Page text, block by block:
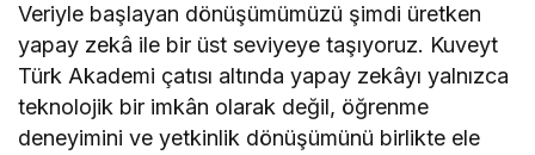
Veriyle başlayan dönüşümümüzü şimdi üretken
yapay zekâ ile bir üst seviyeye taşıyoruz. Kuveyt
Türk Akademi çatısı altında yapay zekâyı yalnızca
teknolojik bir imkân olarak değil, öğrenme
deneyimini ve yetkinlik dönüşümünü birlikte ele